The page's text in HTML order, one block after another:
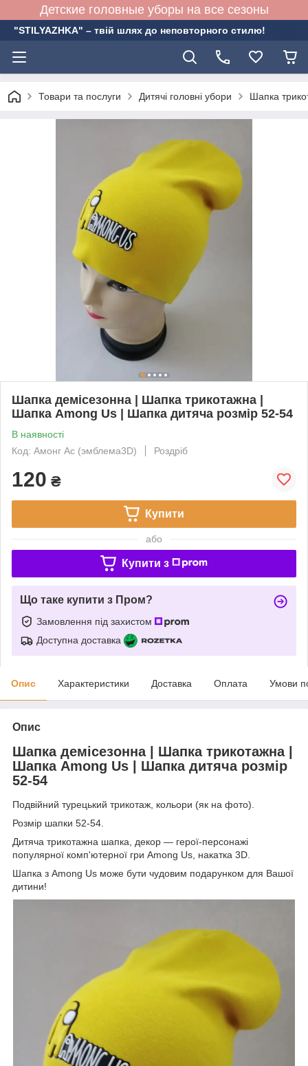
Детские головные уборы на все сезоны
"STILYAZHKA" – твій шлях до неповторного стилю!
Товари та послуги Дитячі головні убори Шапка
Шапка демісезонна | Шапка трикотажна |
Шапка Among Us | Шапка дитяча розмір 52-54
В наявності
Код: Амонг Ас (эмблема3D)
Роздріб
120 ₴
Купити
або
Купити з
Що таке купити з Пром?
Замовлення під захистом
Доступна доставка
Опис Характеристики Доставка Оплата Умови
Опис
Шапка демісезонна | Шапка трикотажна |
Шапка Among Us | Шапка дитяча розмір
52-54
Подвійний турецький трикотаж, кольори (як на фото).
Розмір шапки 52-54.
Дитяча трикотажна шапка, декор — герої-персонажі
популярної комп'ютерної гри Among Us, накатка 3D.
Шапка з Among Us може бути чудовим подарунком для Вашої
дитини!